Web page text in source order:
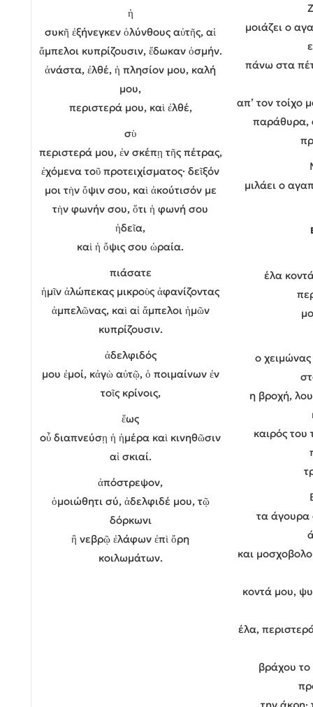
ἡ
συκῆ ἐξήνεγκεν ὀλύνθους αὐτῆς, αἱ
ἄμπελοι κυπρίζουσιν, ἔδωκαν ὀσμήν.
ἀνάστα, ἐλθέ, ἡ πλησίον μου, καλή
μου,
περιστερά μου, καὶ ἐλθέ,
σὺ
περιστερά μου, ἐν σκέπῃ τῆς πέτρας,
ἐχόμενα τοῦ προτειχίσματος· δεῖξόν
μοι τὴν ὄψιν σου, καὶ ἀκούτισόν με
τὴν φωνήν σου, ὅτι ἡ φωνή σου
ἡδεῖα,
καὶ ἡ ὄψις σου ὡραία.
πιάσατε
ἡμῖν ἀλώπεκας μικροὺς ἀφανίζοντας
ἀμπελῶνας, καὶ αἱ ἄμπελοι ἡμῶν
κυπρίζουσιν.
ἀδελφιδός
μου ἐμοί, κἀγὼ αὐτῷ, ὁ ποιμαίνων ἐν
τοῖς κρίνοις,
ἕως
οὗ διαπνεύσῃ ἡ ἡμέρα καὶ κινηθῶσιν
αἱ σκιαί.
ἀπόστρεψον,
ὁμοιώθητι σύ, ἀδελφιδέ μου, τῷ
δόρκωνι
ἢ νεβρῷ ἐλάφων ἐπὶ ὄρη
κοιλωμάτων.
μοιάζει ο
πάνω στα
απ’ τον τοίχο
παράθυρα,
μιλάει ο
έλα
ο
η βροχή,
καιρός του
τα άγουρα
και
κοντά μου,
έλα,
βράχου το